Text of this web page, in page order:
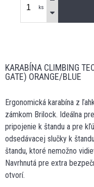
ks
KARABÍNA CLIMBING
GATE) ORANGE/BLUE
Ergonomická karabína z
zámkom Brilock. Ideálna
pripojenie k štandu a pre
odsedávacej slučky k
štandu, ktoré nemožno
Navrhnutá pre extra
otvorí.